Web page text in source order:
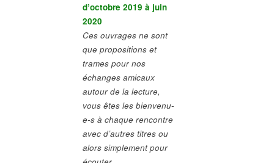
d’octobre 2019 à juin
2020
Ces ouvrages ne sont
que propositions et
trames pour nos
échanges amicaux
autour de la lecture,
vous êtes les bienvenu-
e-s à chaque rencontre
avec d’autres titres ou
alors simplement pour